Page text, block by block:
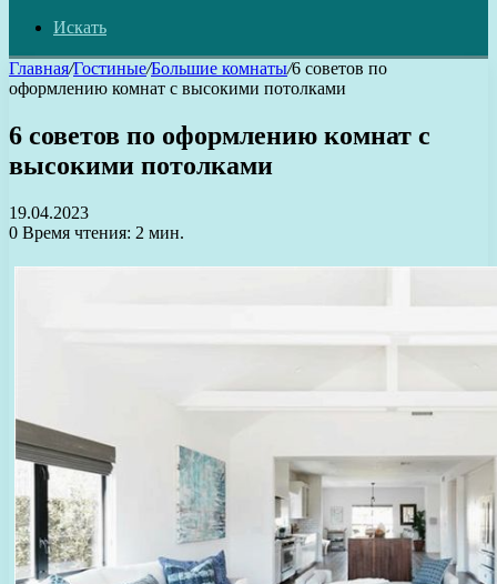
Искать
Главная/Гостиные/Большие комнаты/6 советов по
оформлению комнат с высокими потолками
6 советов по оформлению комнат с
высокими потолками
19.04.2023
0 Время чтения: 2 мин.